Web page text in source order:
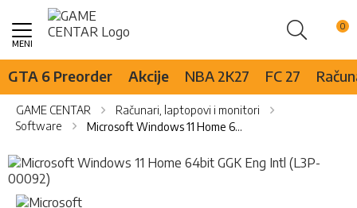
Pretraži
Skip
Content
GTA 6 Preorder Akcije NBA 2K27 FC 27
GAME CENTAR
Računari, laptopovi i monitori
Software
Microsoft Windows 11 Home 64bit GGK Eng Intl (L3P-00092)
Skip
to
the
Skip